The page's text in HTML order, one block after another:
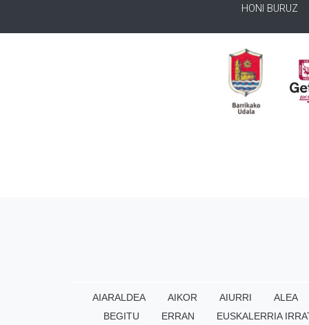
HONI BURUZ
AIARALDEA AIKOR AIURRI ALEA
BEGITU
ERRAN EUSKALERRIA